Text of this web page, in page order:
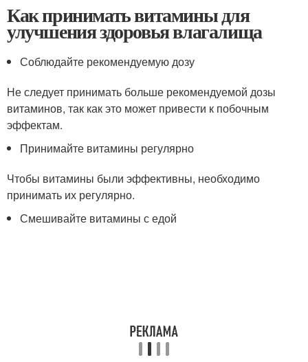
Как принимать витамины для
улучшения здоровья влагалища
Соблюдайте рекомендуемую дозу
Не следует принимать больше рекомендуемой дозы
витаминов, так как это может привести к побочным
эффектам.
Принимайте витамины регулярно
Чтобы витамины были эффективны, необходимо
принимать их регулярно.
Смешивайте витамины с едой